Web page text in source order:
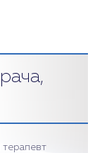
терапевт